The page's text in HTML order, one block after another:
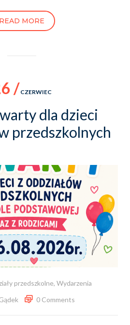
READ MORE
/ CZERWIEC
dla dzieci
przedszkolnych
przedszkolne, Wydarzenia
0 Comments